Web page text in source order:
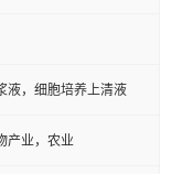
液，细胞培养上清液
产业，农业